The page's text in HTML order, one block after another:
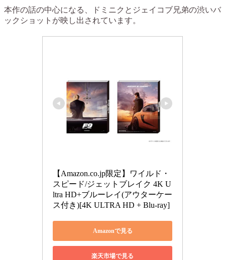
本作の話の中心になる、ドミニクとジェイコブ兄弟の渋いバ
ックショットが映し出されています。
【Amazon.co.jp限定】ワイルド・
スピード/ジェットブレイク 4K U
ltra HD+ブルーレイ(アウターケー
ス付き)[4K ULTRA HD + Blu-ray]
Amazonで見る
楽天市場で見る